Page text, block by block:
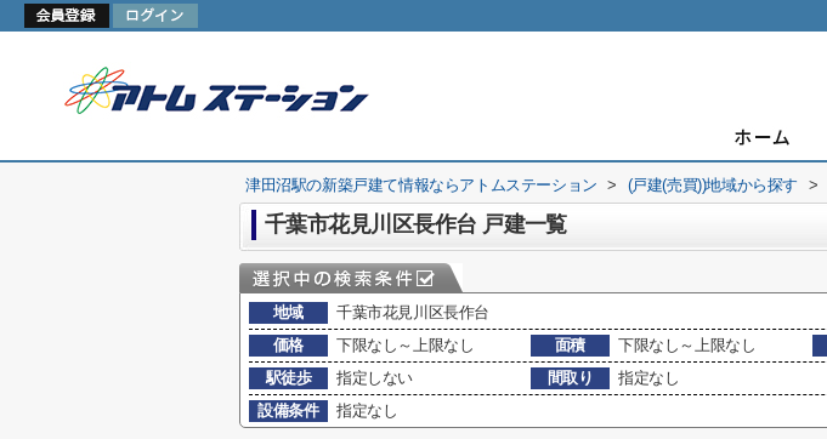
津田沼駅の新築戸建て情報ならアトムステーション > (戸建(売買))地域から探す >
千葉市花見川区長作台 戸建一覧
地域
千葉市花見川区長作台
価格
下限なし～上限なし 面積 下限なし～上限なし
駅徒歩
指定しない 間取り
指定なし
設備条件
指定なし